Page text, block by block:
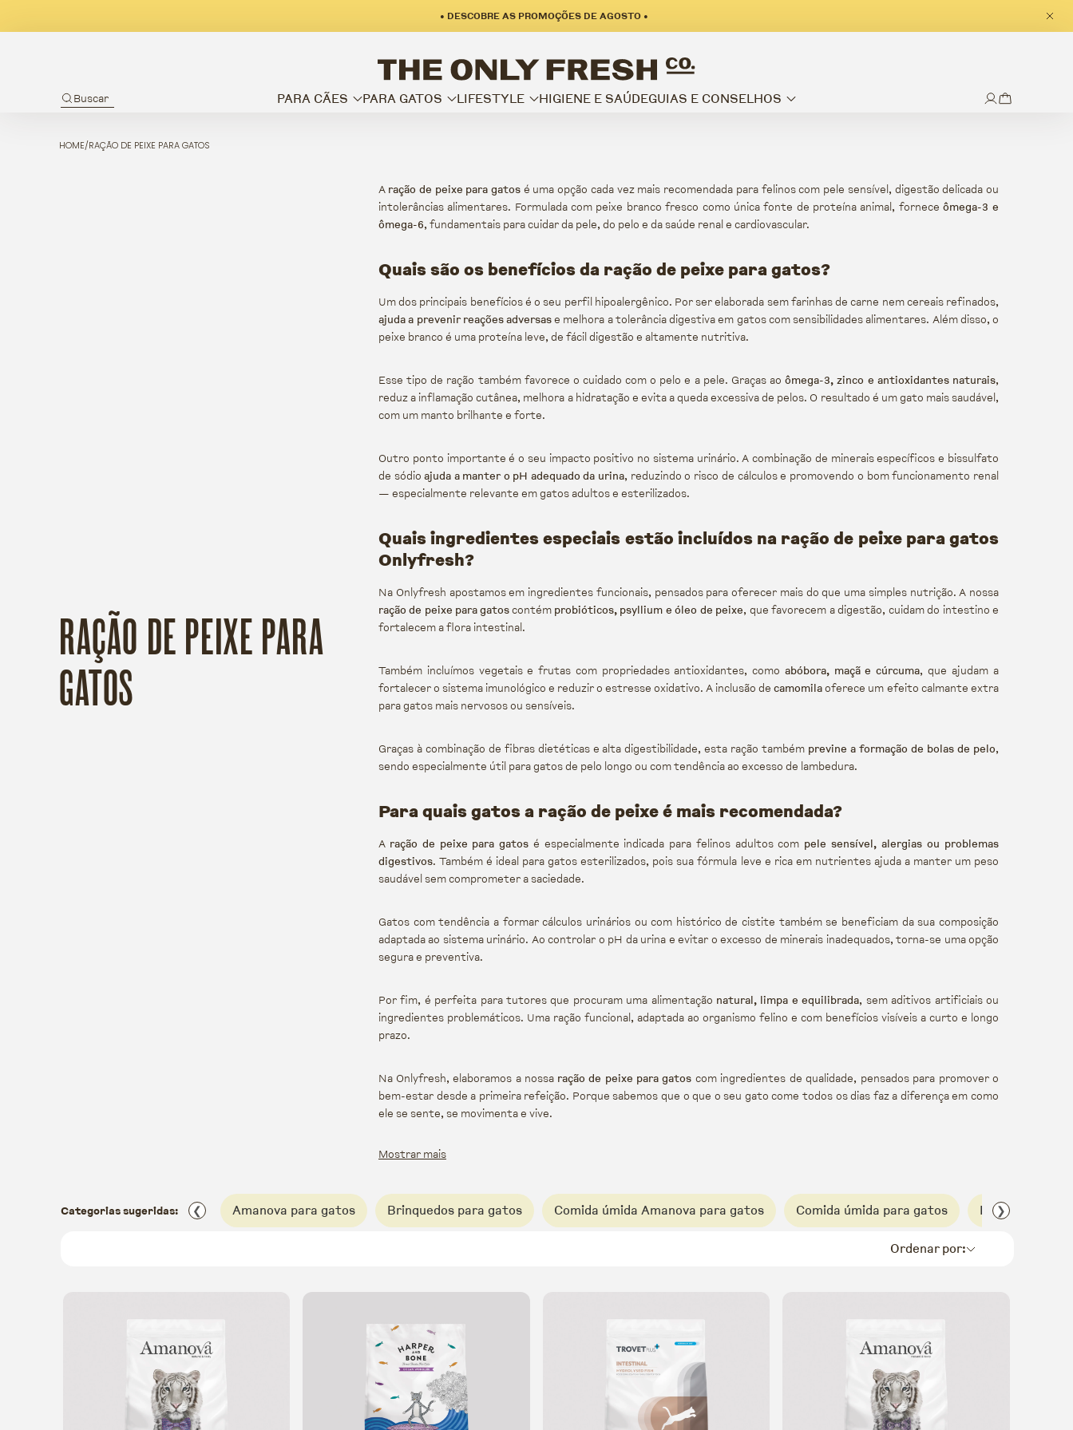
• DESCOBRE AS PROMOÇÕES DE AGOSTO •
Buscar PARA CÃES PARA GATOS LIFESTYLE HIGIENE E SAÚDEGUIAS E CONSELHOS
HOME/RAÇÃO DE PEIXE PARA GATOS
COLEÇÃO:
RAÇÃO DE PEIXE PARA
GATOS
A ração de peixe para gatos é uma opção cada vez mais recomendada para felinos com pele sensível, digestão delicada ou
intolerâncias alimentares. Formulada com peixe branco fresco como única fonte de proteína animal, fornece ômega-3 e
ômega-6, fundamentais para cuidar da pele, do pelo e da saúde renal e cardiovascular.
Quais são os benefícios da ração de peixe para gatos?
Um dos principais benefícios é o seu perfil hipoalergênico. Por ser elaborada sem farinhas de carne nem cereais refinados,
ajuda a prevenir reações adversase melhora a tolerância digestiva em gatos com sensibilidades alimentares. Além disso, o
peixe branco é uma proteína leve, de fácil digestão e altamente nutritiva.
Esse tipo de ração também favorece o cuidado com o pelo e a pele. Graças ao ômega-3, zinco e antioxidantes naturais,
reduz a inflamação cutânea, melhora a hidratação e evita a queda excessiva de pelos. O resultado é um gato mais saudável,
com um manto brilhante e forte.
Outro ponto importante é o seu impacto positivo no sistema urinário. A combinação de minerais específicos e bissulfato
de sódio ajuda a manter o pH adequado da urina, reduzindo o risco de cálculos e promovendo o bom funcionamento renal
— especialmente relevante em gatos adultos e esterilizados.
Quais ingredientes especiais estão incluídos na ração de peixe para gatos
Onlyfresh?
Na Onlyfresh apostamos em ingredientes funcionais, pensados para oferecer mais do que uma simples nutrição. A nossa
ração de peixe para gatoscontém probióticos, psyllium e óleo de peixe, que favorecem a digestão, cuidam do intestino e
fortalecem a flora intestinal.
Também incluímos vegetais e frutas com propriedades antioxidantes, como abóbora, maçã e cúrcuma, que ajudam a
fortalecer o sistema imunológico e reduzir o estresse oxidativo. A inclusão de camomilaoferece um efeito calmante extra
para gatos mais nervosos ou sensíveis.
Graças à combinação de fibras dietéticas e alta digestibilidade, esta ração também previne a formação de bolas de pelo,
sendo especialmente útil para gatos de pelo longo ou com tendência ao excesso de lambedura.
Para quais gatos a ração de peixe é mais recomendada?
A ração de peixe para gatos é especialmente indicada para felinos adultos com pele sensível, alergias ou problemas
digestivos. Também é ideal para gatos esterilizados, pois sua fórmula leve e rica em nutrientes ajuda a manter um peso
saudável sem comprometer a saciedade.
Gatos com tendência a formar cálculos urinários ou com histórico de cistite também se beneficiam da sua composição
adaptada ao sistema urinário. Ao controlar o pH da urina e evitar o excesso de minerais inadequados, torna-se uma opção
segura e preventiva.
Por fim, é perfeita para tutores que procuram uma alimentação natural, limpa e equilibrada, sem aditivos artificiais ou
ingredientes problemáticos. Uma ração funcional, adaptada ao organismo felino e com benefícios visíveis a curto e longo
prazo.
Na Onlyfresh, elaboramos a nossa ração de peixe para gatos com ingredientes de qualidade, pensados para promover o
bem-estar desde a primeira refeição. Porque sabemos que o que o seu gato come todos os dias faz a diferença em como
ele se sente, se movimenta e vive.
Mostrar mais
Categorias sugeridas: ❮ Amanova para gatos Brinquedos para gatos Comida úmida Amanova para gatos Comida úmida para gatos Harper &
❯
Ordenar por: